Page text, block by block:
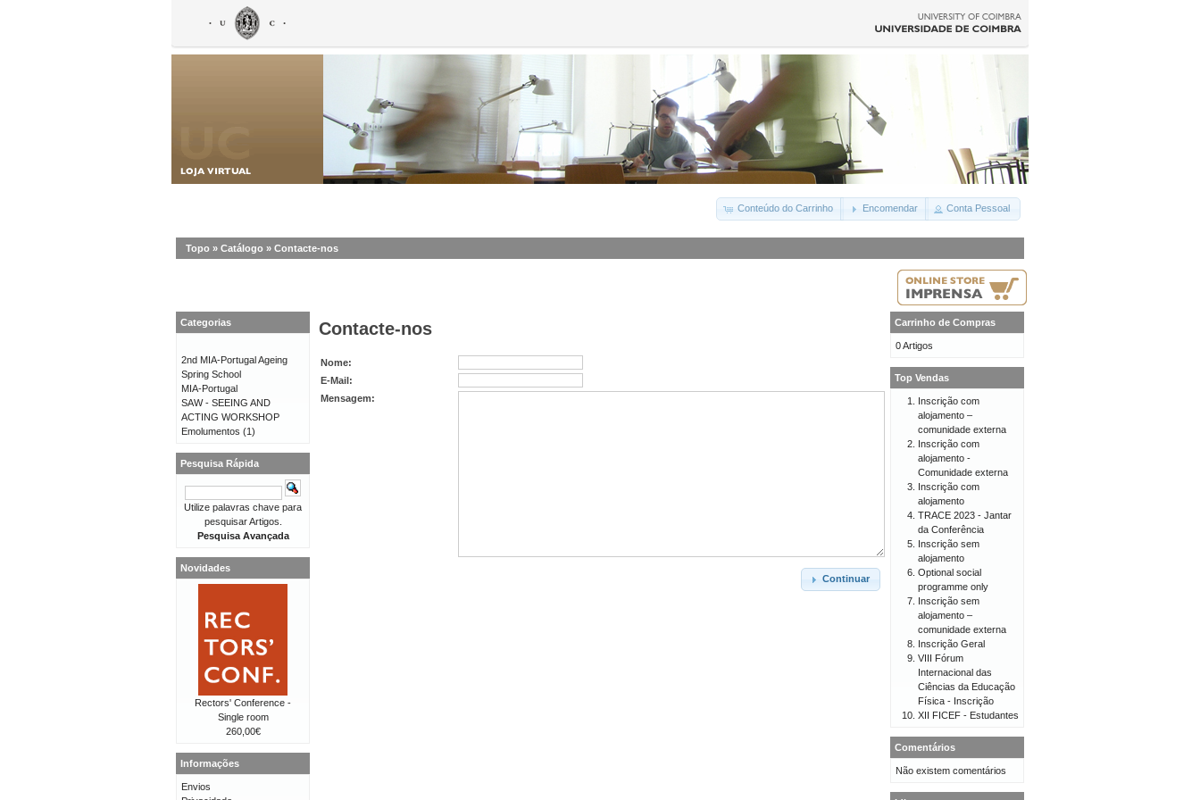
Conteúdo do Carrinho Encomendar Conta Pessoal
Topo » Catálogo » Contacte-nos
Contacte-nos
Nome:
E-Mail:
Mensagem:
Continuar
Categorias
2nd MIA-Portugal Ageing
Spring School
MIA-Portugal
SAW - SEEING AND
ACTING WORKSHOP
Emolumentos (1)
Pesquisa Rápida
Utilize palavras chave para
pesquisar Artigos.
Pesquisa Avançada
Novidades
Rectors' Conference -
Single room
260,00€
Informações
Envios
Carrinho de Compras
0 Artigos
Top Vendas
Inscrição com
alojamento –
comunidade externa
Inscrição com
alojamento -
Comunidade externa
Inscrição com
alojamento
TRACE 2023 - Jantar
da Conferência
Inscrição sem
alojamento
Optional social
programme only
Inscrição sem
alojamento –
comunidade externa
Inscrição Geral
VIII Fórum
Internacional das
Ciências da Educação
Física - Inscrição
XII FICEF - Estudantes
Comentários
Não existem comentários